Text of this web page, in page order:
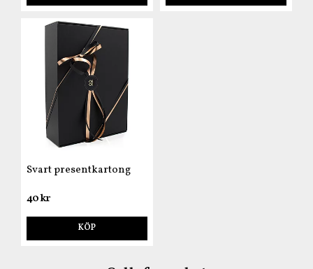
Svart presentkartong
40 kr
KÖP